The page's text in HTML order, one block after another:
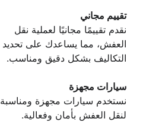
تقييم مجاني
نقدم تقييمًا مجانيًا لعملية نقل
العفش، مما يساعدك على تحديد
التكاليف بشكل دقيق ومناسب.
سيارات مجهزة
نستخدم سيارات مجهزة ومناسبة
لنقل العفش بأمان وفعالية.